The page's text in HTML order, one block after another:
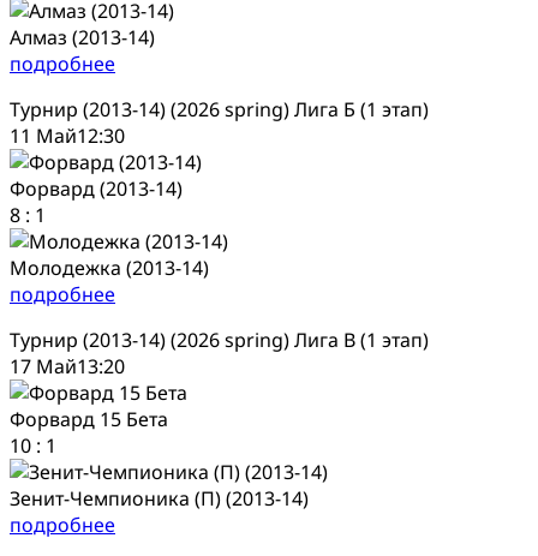
Алмаз (2013-14)
подробнее
Турнир (2013-14) (2026 spring) Лига Б (1 этап)
11 Май12:30
Форвард (2013-14)
8 : 1
Молодежка (2013-14)
подробнее
Турнир (2013-14) (2026 spring) Лига В (1 этап)
17 Май13:20
Форвард 15 Бета
10 : 1
Зенит-Чемпионика (П) (2013-14)
подробнее